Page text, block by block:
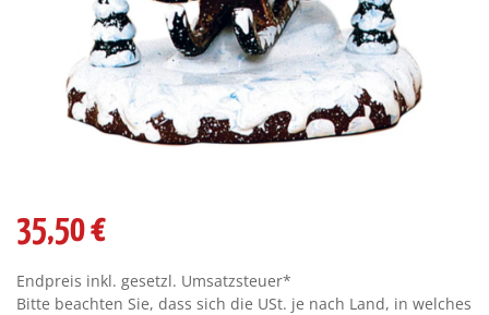
35,50 €
Endpreis inkl. gesetzl. Umsatzsteuer*
Bitte beachten Sie, dass sich die USt. je nach Land, in welches